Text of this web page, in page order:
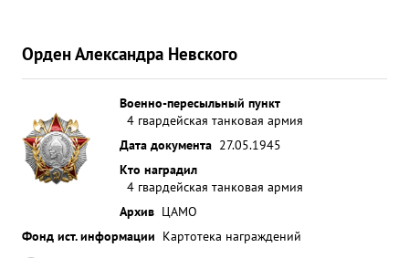
Орден Александра Невского
Военно-пересыльный пункт
4 гвардейская танковая армия
Дата документа 27.05.1945
Кто наградил
4 гвардейская танковая армия
Архив ЦАМО
Фонд ист. информации Картотека награждений